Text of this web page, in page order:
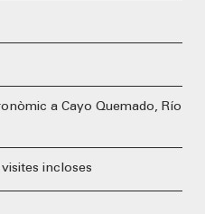
a Cayo Quemado, Río
incloses